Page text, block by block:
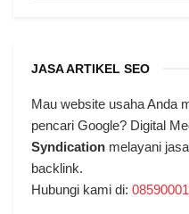
JASA ARTIKEL SEO
Mau website usaha Anda
pencari Google? Digital
Syndication melayani
backlink.
Hubungi kami di: